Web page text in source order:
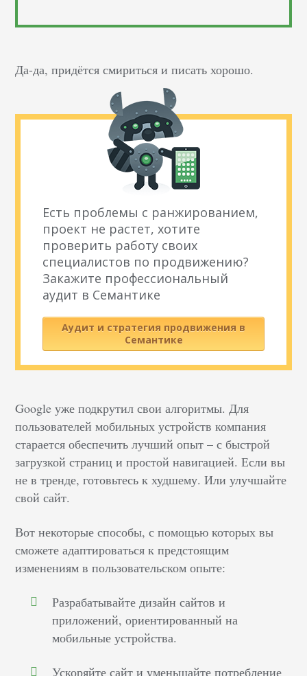
Да-да, придётся смириться и писать хорошо.
Есть проблемы с ранжированием,
проект не растет, хотите
проверить работу своих
специалистов по продвижению?
Закажите профессиональный
аудит в Семантике
Аудит и стратегия продвижения в
Семантике
Google уже подкрутил свои алгоритмы. Для
пользователей мобильных устройств компания
старается обеспечить лучший опыт – с быстрой
загрузкой страниц и простой навигацией. Если вы
не в тренде, готовьтесь к худшему. Или улучшайте
свой сайт.
Вот некоторые способы, с помощью которых вы
сможете адаптироваться к предстоящим
изменениям в пользовательском опыте:
Разрабатывайте дизайн сайтов и
приложений, ориентированный на
мобильные устройства.
Ускоряйте сайт и уменьшайте потребление